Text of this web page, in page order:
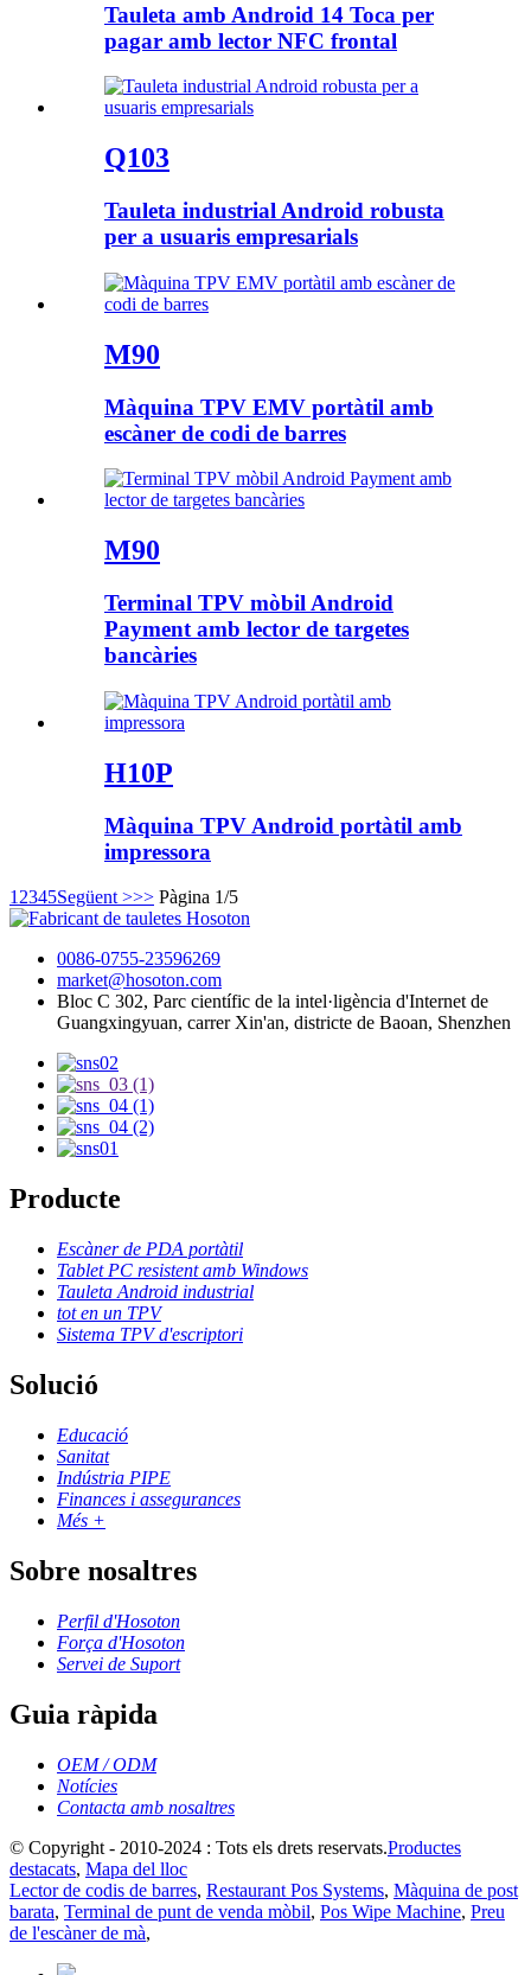
Tauleta amb Android 14 Toca per
pagar amb lector NFC frontal
Q103
Tauleta industrial Android robusta
per a usuaris empresarials
M90
Màquina TPV EMV portàtil amb
escàner de codi de barres
M90
Terminal TPV mòbil Android
Payment amb lector de targetes
bancàries
H10P
Màquina TPV Android portàtil amb
impressora
1 2345Següent >>> Pàgina 1/5
0086-0755-23596269
market@hosoton.com
Bloc C 302, Parc científic de la intel·ligència d'Internet de
Guangxingyuan, carrer Xin'an, districte de Baoan, Shenzhen
Producte
Escàner de PDA portàtil
Tablet PC resistent amb Windows
Tauleta Android industrial
tot en un TPV
Sistema TPV d'escriptori
Solució
Educació
Sanitat
Indústria PIPE
Finances i assegurances
Més +
Sobre nosaltres
Perfil d'Hosoton
Força d'Hosoton
Servei de Suport
Guia ràpida
OEM / ODM
Notícies
Contacta amb nosaltres
© Copyright - 2010-2024 : Tots els drets reservats.Productes
destacats, Mapa del lloc
Lector de codis de barres, Restaurant Pos Systems, Màquina de post
barata, Terminal de punt de venda mòbil, Pos Wipe Machine, Preu
de l'escàner de mà,